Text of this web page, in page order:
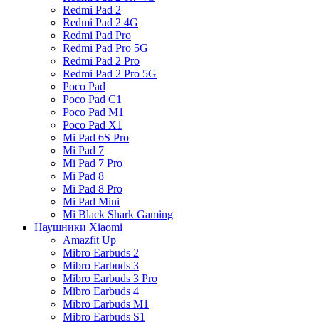
Redmi Pad 2
Redmi Pad 2 4G
Redmi Pad Pro
Redmi Pad Pro 5G
Redmi Pad 2 Pro
Redmi Pad 2 Pro 5G
Poco Pad
Poco Pad C1
Poco Pad M1
Poco Pad X1
Mi Pad 6S Pro
Mi Pad 7
Mi Pad 7 Pro
Mi Pad 8
Mi Pad 8 Pro
Mi Pad Mini
Mi Black Shark Gaming
Наушники Xiaomi
Amazfit Up
Mibro Earbuds 2
Mibro Earbuds 3
Mibro Earbuds 3 Pro
Mibro Earbuds 4
Mibro Earbuds M1
Mibro Earbuds S1